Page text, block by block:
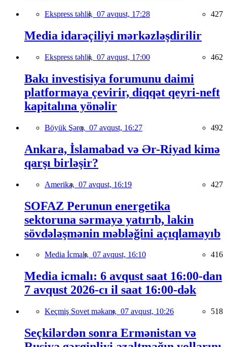
Ekspress təhlil, 07 avqust, 17:28 427
Media idarəçiliyi mərkəzləşdirilir
Ekspress təhlil, 07 avqust, 17:00 462
Bakı investisiya forumunu daimi
platformaya çevirir, diqqət qeyri-neft
kapitalına yönəlir
Böyük Şərq, 07 avqust, 16:27 492
Ankara, İslamabad və Ər-Riyad kimə
qarşı birləşir?
Amerika, 07 avqust, 16:19 427
SOFAZ Perunun energetika
sektoruna sərmayə yatırıb, lakin
sövdələşmənin məbləğini açıqlamayıb
Media İcmalı, 07 avqust, 16:10 416
Media icmalı: 6 avqust saat 16:00-dan
7 avqust 2026-cı il saat 16:00-dək
Keçmiş Sovet məkanı, 07 avqust, 10:26 518
Seçkilərdən sonra Ermənistan və